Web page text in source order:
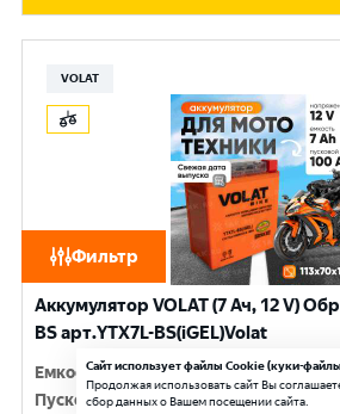
Фильтр
VOLAT
Аккумулятор VOLAT (7 Ач, 12 V)
BS арт.YTX7L-BS(iGEL)Volat
Емкость:7 Ач
Пусковой ток:100 A
Сайт использует файлы Cookie (куки-
Продолжая использовать сайт Вы
сбор данных о Вашем посещении сайта.